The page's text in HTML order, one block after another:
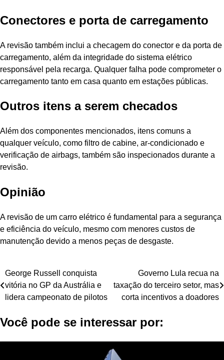
Conectores e porta de carregamento
A revisão também inclui a checagem do conector e da porta de
carregamento, além da integridade do sistema elétrico
responsável pela recarga. Qualquer falha pode comprometer o
carregamento tanto em casa quanto em estações públicas.
Outros itens a serem checados
Além dos componentes mencionados, itens comuns a
qualquer veículo, como filtro de cabine, ar-condicionado e
verificação de airbags, também são inspecionados durante a
revisão.
Opinião
A revisão de um carro elétrico é fundamental para a segurança
e eficiência do veículo, mesmo com menores custos de
manutenção devido a menos peças de desgaste.
Navegação
de
George Russell conquista
vitória no GP da Austrália e
lidera campeonato de pilotos
Governo Lula recua na
taxação do terceiro setor, mas
corta incentivos a doadores
Você pode se interessar por: